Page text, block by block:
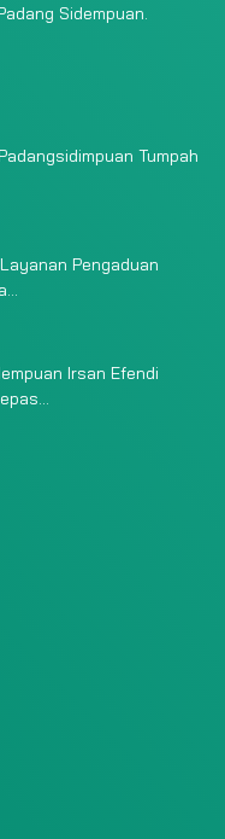
Sidempuan.
Tumpah
Pengaduan
Irsan Efendi